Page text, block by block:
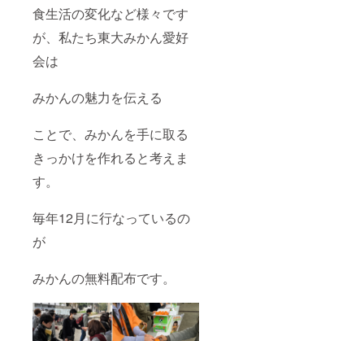
食生活の変化など様々です
が、私たち東大みかん愛好
会は
みかんの魅力を伝える
ことで、みかんを手に取る
きっかけを作れると考えま
す。
毎年12月に行なっているの
が
みかんの無料配布です。